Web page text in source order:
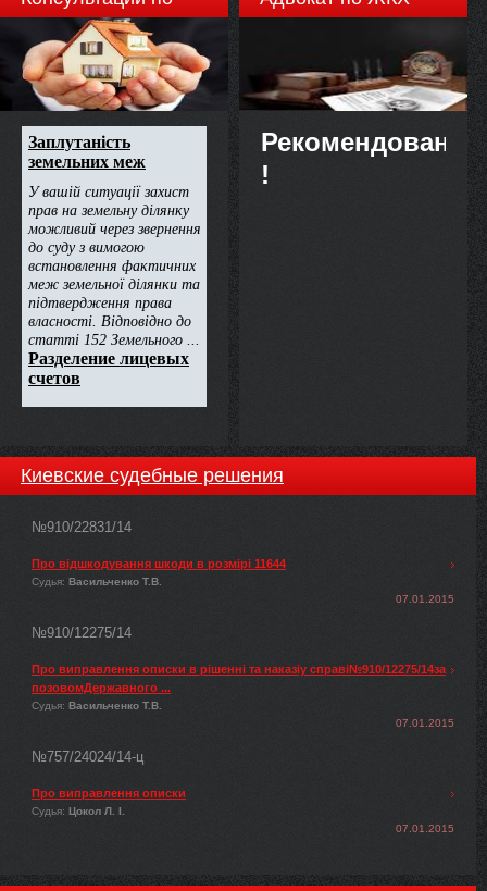
недвижимости
Рекомендовано
!
Киевские судебные решения
№910/22831/14
Про відшкодування шкоди в розмірі 11644
Судья: Васильченко Т.В.
07.01.2015
№910/12275/14
Про виправлення описки в рішенні та наказіу справі№910/12275/14за
позовомДержавного ...
Судья: Васильченко Т.В.
07.01.2015
№757/24024/14-ц
Про виправлення описки
Судья: Цокол Л. І.
07.01.2015